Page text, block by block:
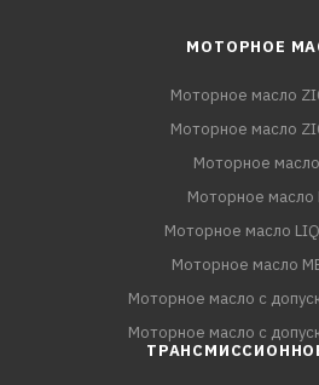
МОТОРНОЕ
Моторное масло
Моторное масло
Моторное
Моторное масло
Моторное масло
Моторное масло
Моторное масло с
Моторное масло с